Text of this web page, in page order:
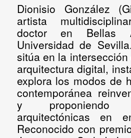
Dionisio González
artista
doctor en Bellas
Universidad de
sitúa en la
arquitectura digital,
explora los modos de
contemporánea
y proponiendo
arquitectónicas en
Reconocido con